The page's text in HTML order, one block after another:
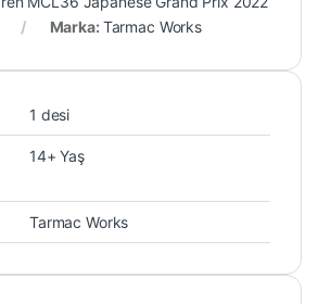
Marka: Tarmac Works
1 desi
14+ Yaş
Tarmac Works